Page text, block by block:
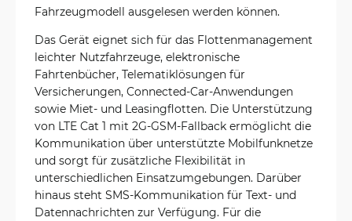
Fahrzeugmodell ausgelesen werden können.
Das Gerät eignet sich für das Flottenmanagement
leichter Nutzfahrzeuge, elektronische
Fahrtenbücher, Telematiklösungen für
Versicherungen, Connected-Car-Anwendungen
sowie Miet- und Leasingflotten. Die Unterstützung
von LTE Cat 1 mit 2G-GSM-Fallback ermöglicht die
Kommunikation über unterstützte Mobilfunknetze
und sorgt für zusätzliche Flexibilität in
unterschiedlichen Einsatzumgebungen. Darüber
hinaus steht SMS-Kommunikation für Text- und
Datennachrichten zur Verfügung. Für die